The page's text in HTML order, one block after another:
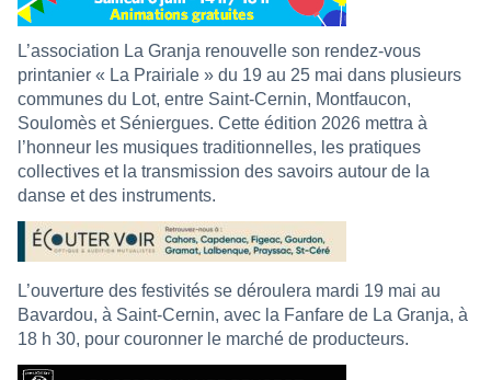
L’association La Granja renouvelle son rendez-vous
printanier « La Prairiale » du 19 au 25 mai dans plusieurs
communes du Lot, entre Saint-Cernin, Montfaucon,
Soulomès et Séniergues. Cette édition 2026 mettra à
l’honneur les musiques traditionnelles, les pratiques
collectives et la transmission des savoirs autour de la
danse et des instruments.
L’ouverture des festivités se déroulera mardi 19 mai au
Bavardou, à Saint-Cernin, avec la Fanfare de La Granja, à
18 h 30, pour couronner le marché de producteurs.